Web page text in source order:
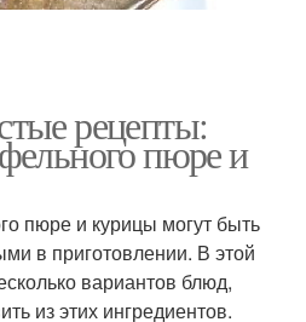
рецепты:
пюре и
пюре и курицы могут быть
в приготовлении. В этой
вариантов блюд,
из этих ингредиентов.